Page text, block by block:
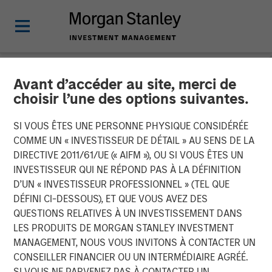
Avant d’accéder au site, merci de
choisir l’une des options suivantes.
SI VOUS ÊTES UNE PERSONNE PHYSIQUE CONSIDÉRÉE
COMME UN « INVESTISSEUR DE DÉTAIL » AU SENS DE LA
DIRECTIVE 2011/61/UE (« AIFM »), OU SI VOUS ÊTES UN
INVESTISSEUR QUI NE RÉPOND PAS À LA DÉFINITION
D’UN « INVESTISSEUR PROFESSIONNEL » (TEL QUE
DÉFINI CI-DESSOUS), ET QUE VOUS AVEZ DES
QUESTIONS RELATIVES À UN INVESTISSEMENT DANS
LES PRODUITS DE MORGAN STANLEY INVESTMENT
MANAGEMENT, NOUS VOUS INVITONS À CONTACTER UN
CONSEILLER FINANCIER OU UN INTERMÉDIAIRE AGRÉÉ.
NEWSROOM
PPC Flexible Packaging
buys Temkin International
PPC Flexible Packaging, which is backed by Morgan
Stanley Capital Partners, has acquired Payson, Utah-
based Temkin International, a provider of packaging
products. No financial terms were disclosed.
27 NOVEMBRE 2018